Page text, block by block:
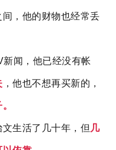
，他的财物也经常丢
闻，他已经没有帐
，他也不想再买新的，
生活了几十年，但 几